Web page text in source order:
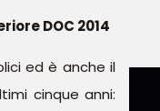
DOC 2014
ed è anche il
cinque anni: